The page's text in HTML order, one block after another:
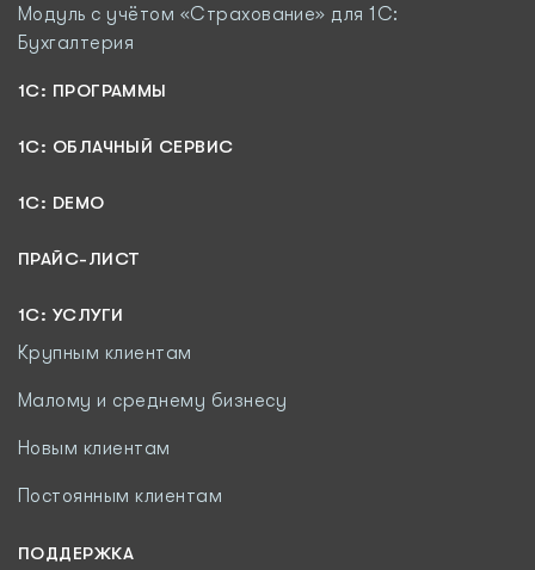
Модуль c учётом «Страхование» для 1С:
Бухгалтерия
1С: ПРОГРАММЫ
1C: ОБЛАЧНЫЙ СЕРВИС
1C: DEMO
ПРАЙС-ЛИСТ
1С: УСЛУГИ
Крупным клиентам
Малому и среднему бизнесу
Новым клиентам
Постоянным клиентам
ПОДДЕРЖКА